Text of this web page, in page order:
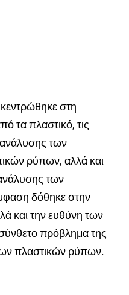
στη
τα πλαστικό, τις
των
ρύπων, αλλά και
των
δόθηκε στην
και την ευθύνη των
πρόβλημα της
πλαστικών ρύπων.